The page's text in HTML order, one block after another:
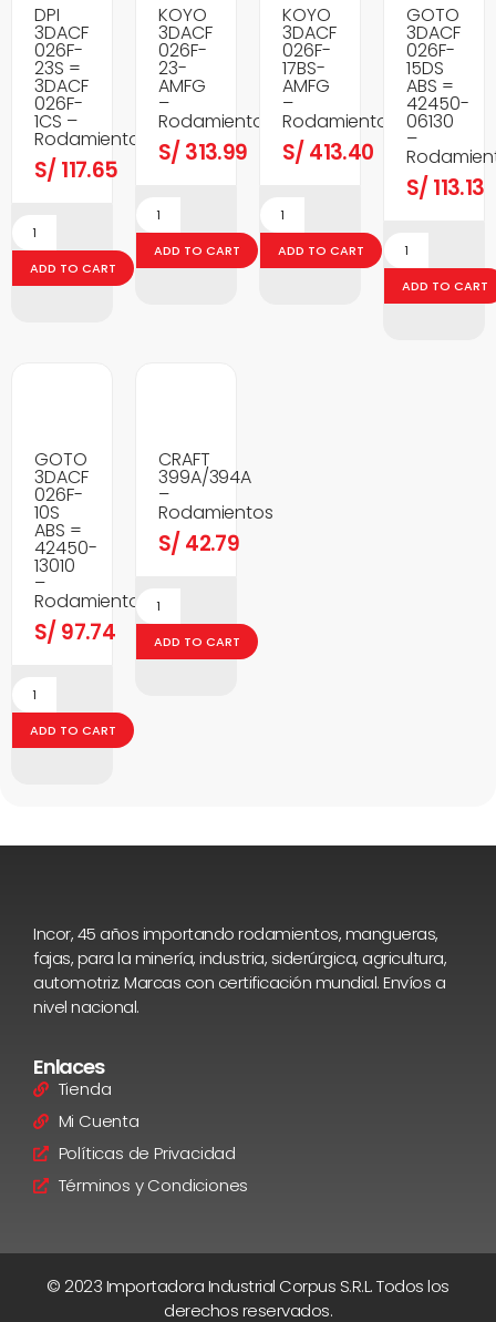
DPI
3DACF
026F-
23S =
3DACF
026F-
1CS –
Rodamientos
S/ 117.65
ADD TO CART
KOYO
3DACF
026F-
23-
AMFG
–
Rodamientos
S/ 313.99
ADD TO CART
KOYO
3DACF
026F-
17BS-
AMFG
–
Rodamientos
S/ 413.40
ADD TO CART
GOTO
3DACF
026F-
15DS
ABS =
42450-
06130
–
S/ 113.13
ADD TO CART
GOTO
3DACF
026F-
10S
ABS =
42450-
13010
–
Rodamientos
S/ 97.74
ADD TO CART
CRAFT
399A/394A
–
Rodamientos
S/ 42.79
ADD TO CART
Incor, 45 años importando rodamientos, mangueras,
fajas, para la minería, industria, siderúrgica, agricultura,
automotriz. Marcas con certificación mundial. Envíos a
nivel nacional.
Enlaces
Tienda
Mi Cuenta
Políticas de Privacidad
Términos y Condiciones
© 2023 Importadora Industrial Corpus S.R.L. Todos los
derechos reservados.